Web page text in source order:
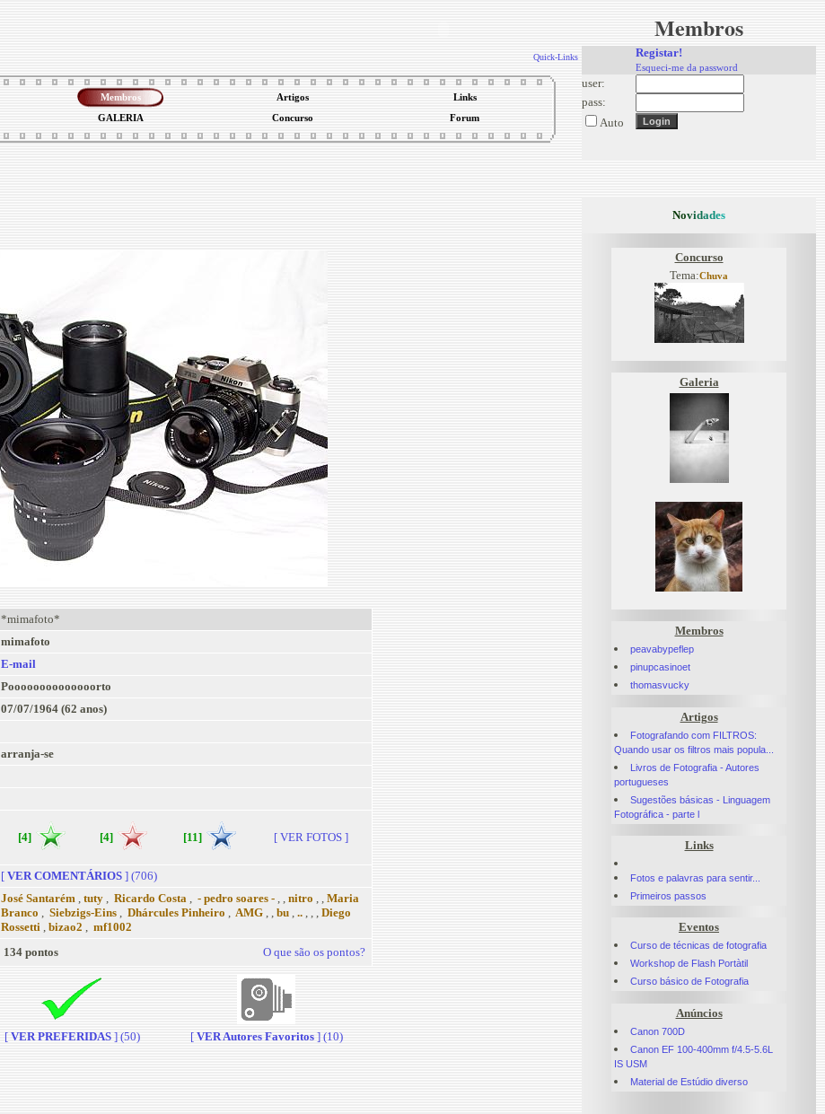
Quick-Links
Membros Artigos Links
GALERIA Concurso Forum
*mimafoto*
mimafoto
E-mail
Poooooooooooooorto
07/07/1964 (62 anos)
arranja-se
[4] [4] [11] [ VER FOTOS ]
[VER COMENTÁRIOS ] (706)
José Santarém , tuty , Ricardo Costa , - pedro soares - , , nitro , , Maria
Branco , Siebzigs-Eins , Dhárcules Pinheiro , AMG , , bu , .. , , , Diego
Rossetti , bizao2 , mf1002
134 pontos O que são os pontos?
[VER PREFERIDAS ] (50) [VER Autores Favoritos ] (10)
Membros
Registar!
Esqueci-me da password
user:
pass:
Auto
Novidades
Concurso
Tema:Chuva
Galeria
Membros
peavabypeflep
pinupcasinoet
thomasvucky
Artigos
Fotografando com FILTROS:
Quando usar os filtros mais popula...
Livros de Fotografia - Autores
portugueses
Sugestões básicas - Linguagem
Fotográfica - parte l
Links
Fotos e palavras para sentir...
Primeiros passos
Eventos
Curso de técnicas de fotografia
Workshop de Flash Portàtil
Curso básico de Fotografia
Anúncios
Canon 700D
Canon EF 100-400mm f/4.5-5.6L
IS USM
Material de Estúdio diverso